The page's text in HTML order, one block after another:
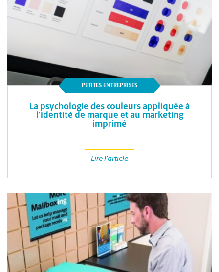
PETITES ENTREPRISES
La psychologie des couleurs appliquée à
l’identité de marque et au marketing
imprimé
Lire l'article